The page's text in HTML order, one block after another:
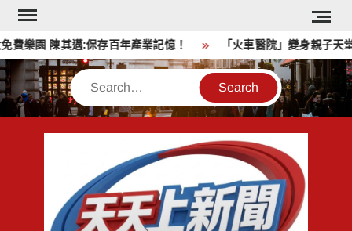
Skip
content
樂園 陳其邁:保存百年產業記憶！ 「火車醫院」變身親子天堂
Search